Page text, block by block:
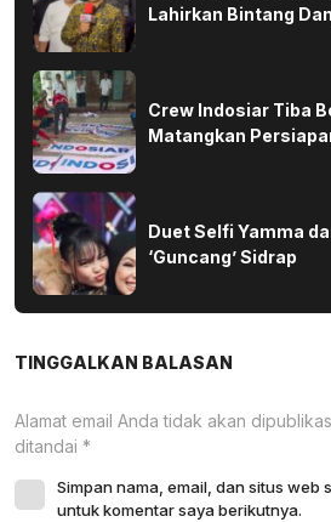
Lahirkan Bintang
Crew Indosiar Tiba
Matangkan
Duet Selfi Yamma
‘Guncang’ Sidrap
TINGGALKAN BALASAN
Alamat email Anda tidak akan
ditandai *
Simpan nama, email, dan situs web
untuk komentar saya berikutnya.